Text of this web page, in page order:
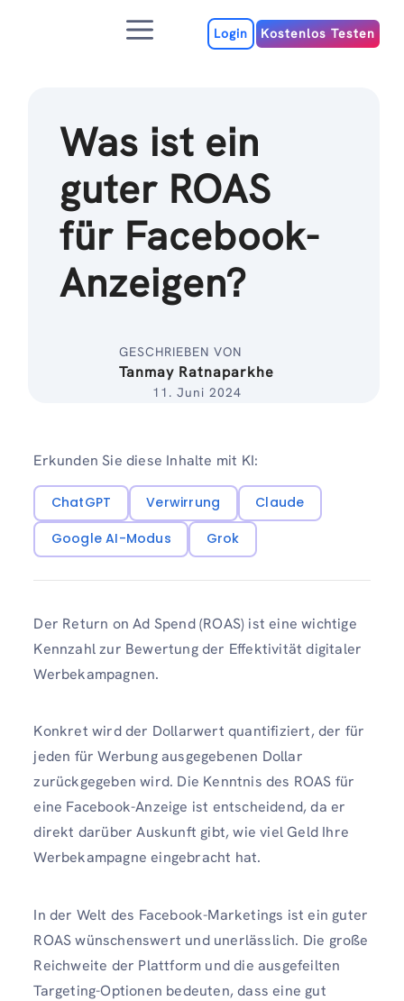
MenuLogin Kostenlos Testen
Was ist ein
guter ROAS
für Facebook-
Anzeigen?
GESCHRIEBEN VON
Tanmay Ratnaparkhe
11. Juni 2024
Erkunden Sie diese Inhalte mit KI:
ChatGPT Verwirrung
Claude
Google AI-Modus
Grok
Der Return on Ad Spend (ROAS) ist eine wichtige
Kennzahl zur Bewertung der Effektivität digitaler
Werbekampagnen.
Konkret wird der Dollarwert quantifiziert, der für
jeden für Werbung ausgegebenen Dollar
zurückgegeben wird. Die Kenntnis des ROAS für
eine Facebook-Anzeige ist entscheidend, da er
direkt darüber Auskunft gibt, wie viel Geld Ihre
Werbekampagne eingebracht hat.
In der Welt des Facebook-Marketings ist ein guter
ROAS wünschenswert und unerlässlich. Die große
Reichweite der Plattform und die ausgefeilten
Targeting-Optionen bedeuten, dass eine gut